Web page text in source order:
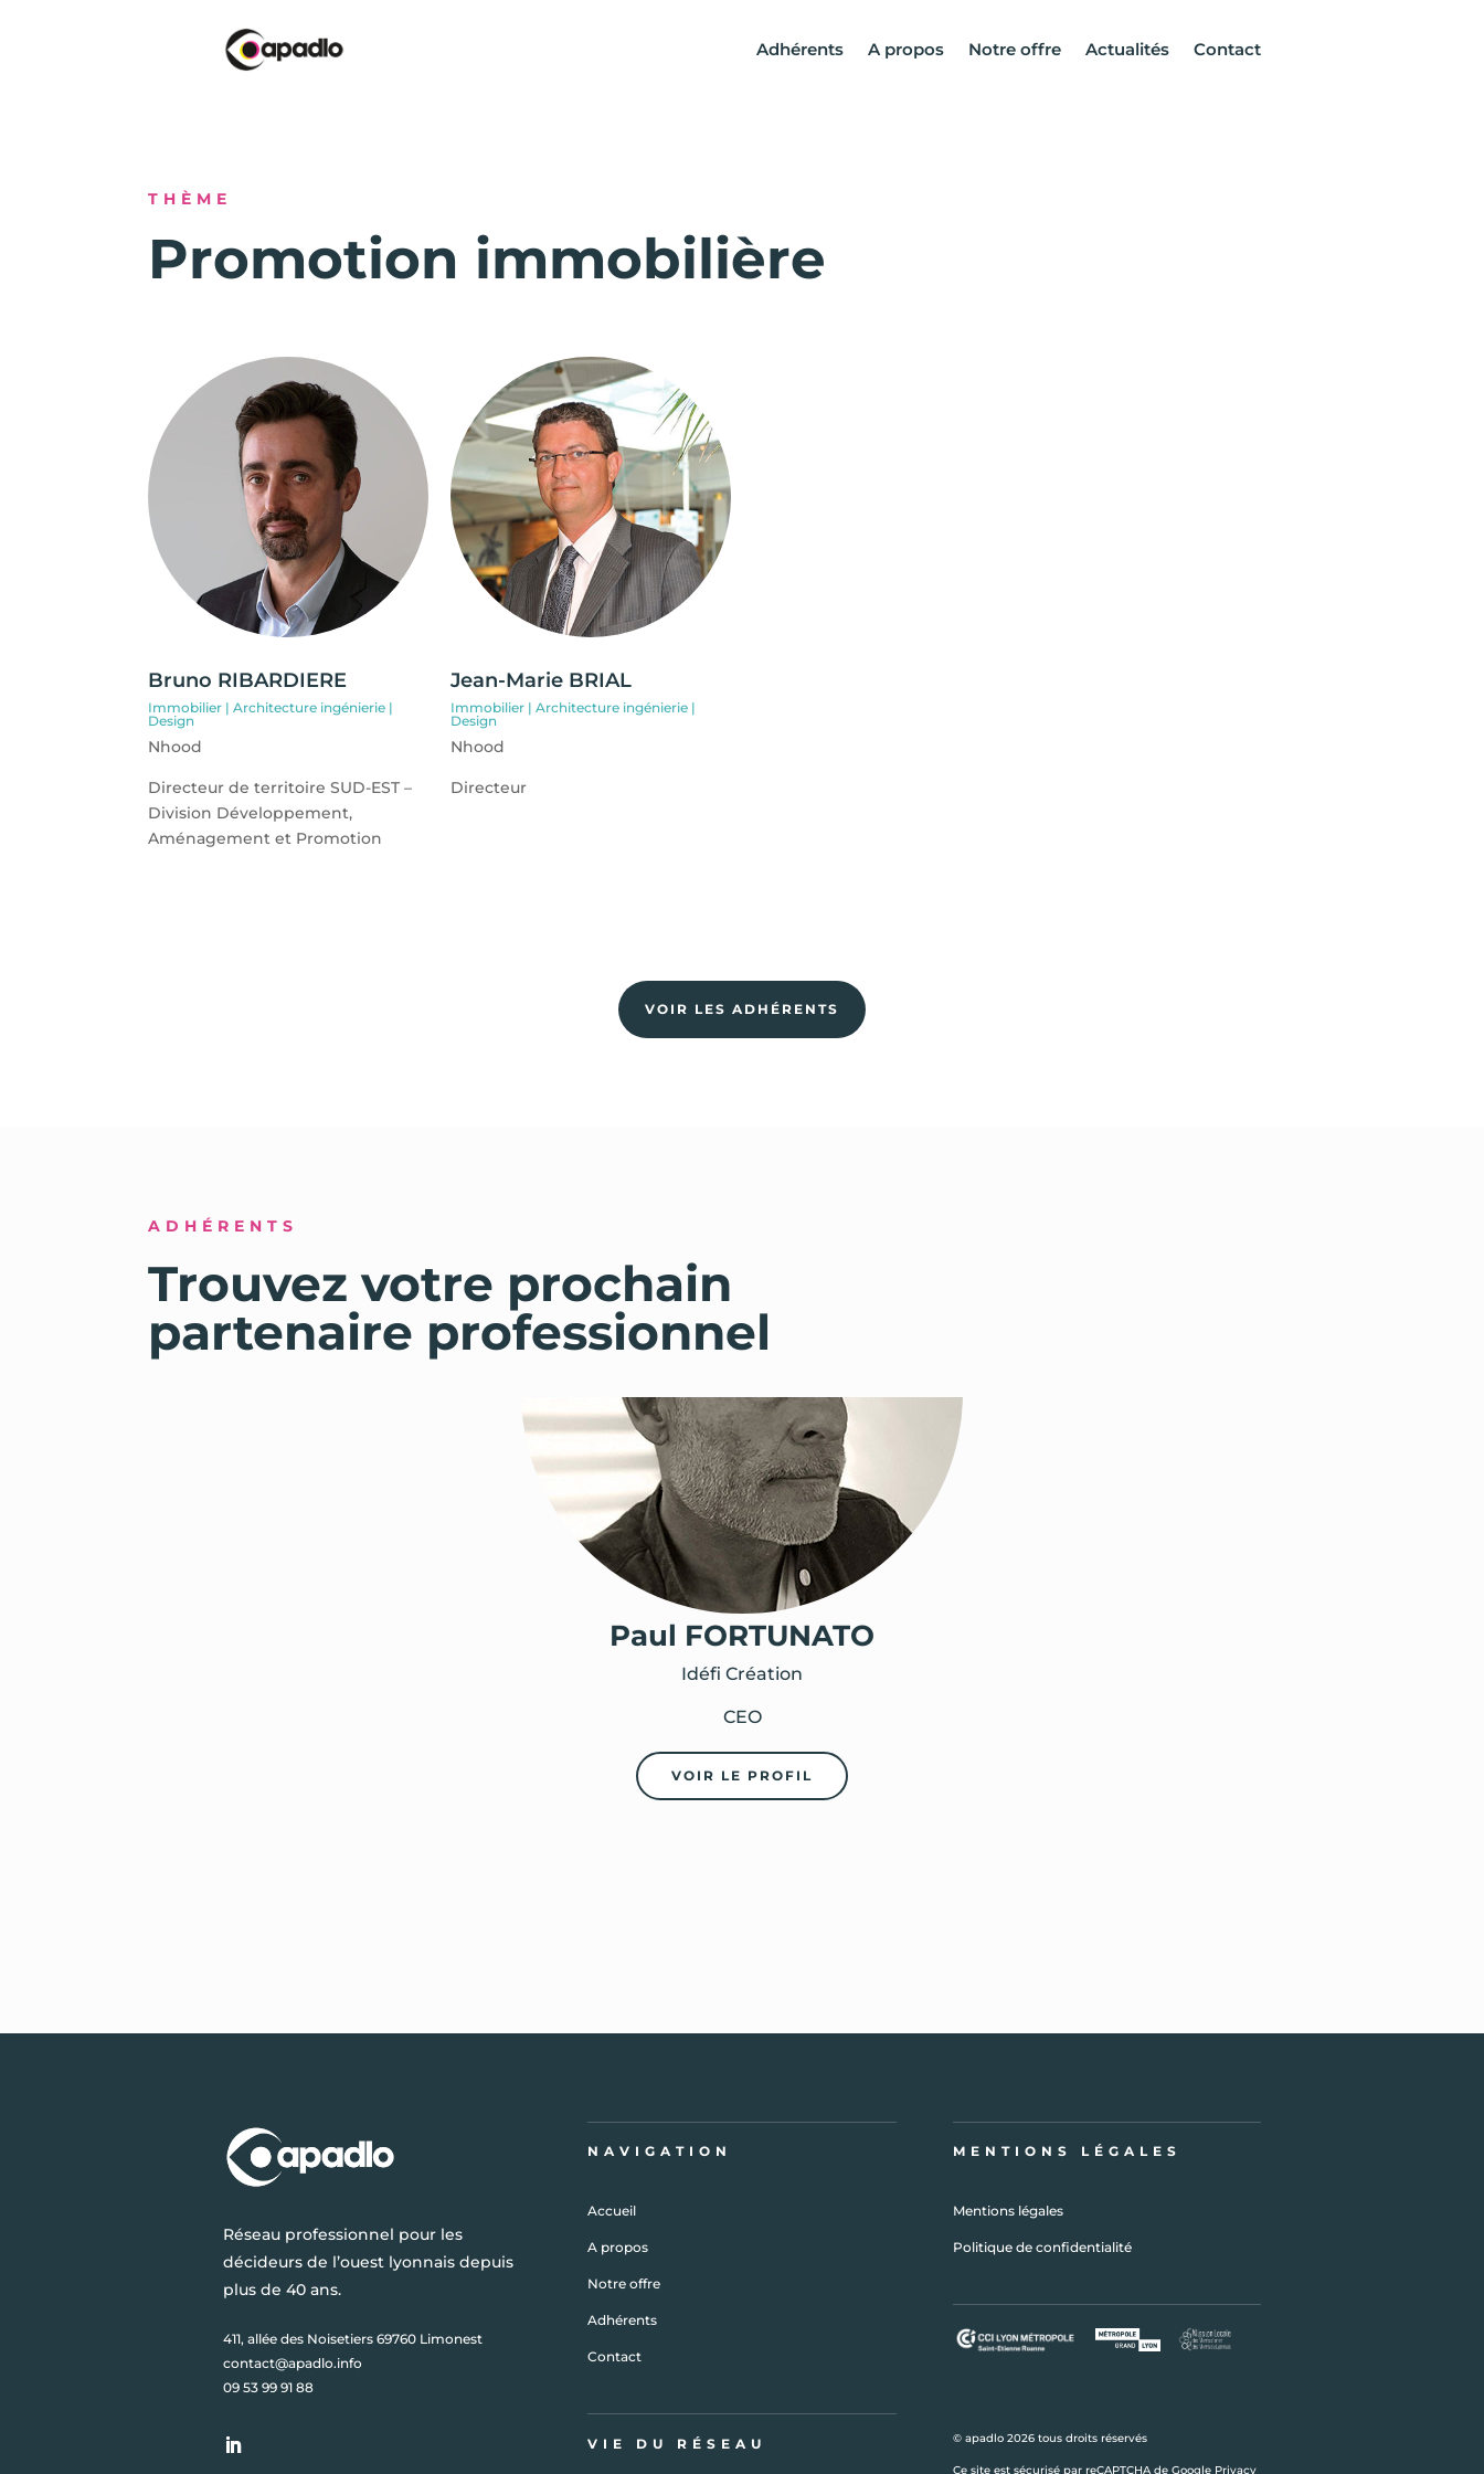
Adhérents A propos Notre offre Actualités Contact
THÈME
Promotion immobilière
Bruno RIBARDIERE
Immobilier | Architecture ingénierie |
Design
Nhood
Directeur de territoire SUD-EST –
Division Développement,
Aménagement et Promotion
Jean-Marie BRIAL
Immobilier | Architecture ingénierie |
Design
Nhood
Directeur
VOIR LES ADHÉRENTS
ADHÉRENTS
Trouvez votre prochain
partenaire professionnel
Paul FORTUNATO
Idéfi Création
CEO
VOIR LE PROFIL
Réseau professionnel pour les
décideurs de l’ouest lyonnais depuis
plus de 40 ans.
411, allée des Noisetiers 69760 Limonest
contact@apadlo.info
09 53 99 91 88
NAVIGATION
Accueil
A propos
Notre offre
Adhérents
Contact
VIE DU RÉSEAU
MENTIONS LÉGALES
Mentions légales
Politique de confidentialité
© apadlo 2026 tous droits réservés
Ce site est sécurisé par reCAPTCHA de Google Privacy